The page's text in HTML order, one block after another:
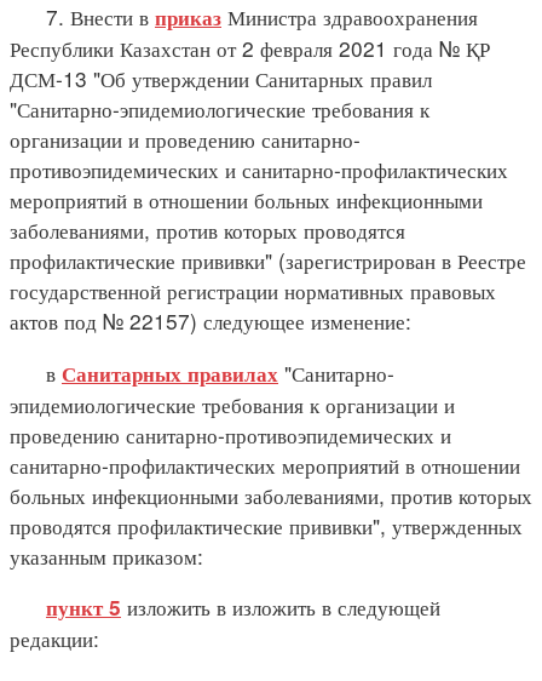
7. Внести в приказ Министра здравоохранения
Республики Казахстан от 2 февраля 2021 года № ҚР
ДСМ-13 "Об утверждении Санитарных правил
"Санитарно-эпидемиологические требования к
организации и проведению санитарно-
противоэпидемических и санитарно-профилактических
мероприятий в отношении больных инфекционными
заболеваниями, против которых проводятся
профилактические прививки" (зарегистрирован в Реестре
государственной регистрации нормативных правовых
актов под № 22157) следующее изменение:
в Санитарных правилах "Санитарно-
эпидемиологические требования к организации и
проведению санитарно-противоэпидемических и
санитарно-профилактических мероприятий в отношении
больных инфекционными заболеваниями, против которых
проводятся профилактические прививки", утвержденных
указанным приказом:
пункт 5 изложить в изложить в следующей
редакции: